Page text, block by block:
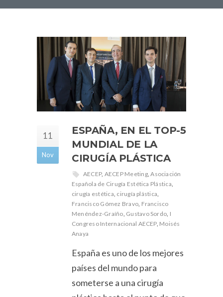
11
Nov
ESPAÑA, EN EL TOP-5
MUNDIAL DE LA
CIRUGÍA PLÁSTICA
AECEP, AECEP Meeting,Asociación
Española de Cirugía Estética Plástica,
cirugía estética, cirugía plástica,
Francisco Gómez Bravo, Francisco
Menéndez-Graíño, Gustavo Sordo, I
Congreso Internacional AECEP, Moisés
Anaya
España es uno de los mejores
países del mundo para
someterse a una cirugía